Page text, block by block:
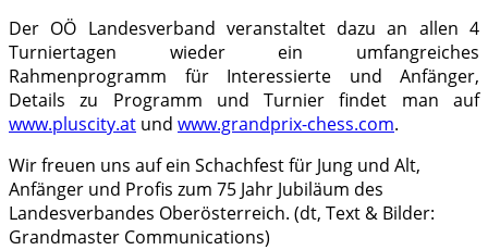
Der OÖ Landesverband veranstaltet dazu an allen 4
Turniertagen wieder ein umfangreiches
Rahmenprogramm für Interessierte und Anfänger,
Details zu Programm und Turnier findet man auf
www.pluscity.at und www.grandprix-chess.com.
Wir freuen uns auf ein Schachfest für Jung und Alt,
Anfänger und Profis zum 75 Jahr Jubiläum des
Landesverbandes Oberösterreich. (dt, Text & Bilder:
Grandmaster Communications)